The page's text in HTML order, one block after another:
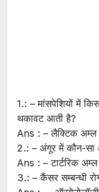
1.: – मांसपेशियों में
थकावट आती है?
Ans : – लैक्टिक अम्ल
2.: – अंगूर में कौन-सा
Ans : – टार्टरिक अम्ल
3.: – कैंसर सम्बन्धी